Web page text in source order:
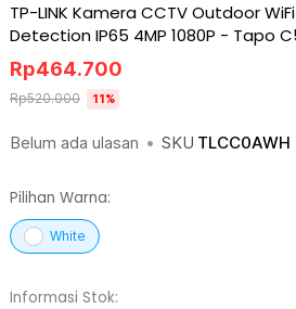
TP-LINK Kamera CCTV Outdoor
Detection IP65 4MP 1080P - Tapo
Belum ada ulasan • SKU TLCC0AWH
Rp464.700
Rp520.000 11%
Pilihan Warna:
White
Informasi Stok: